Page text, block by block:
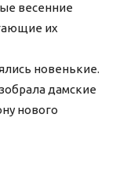
весенние
их
новенькие.
дамские
нового